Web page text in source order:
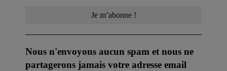
Nous n'envoyons aucun spam et nous ne
partagerons jamais votre adresse email